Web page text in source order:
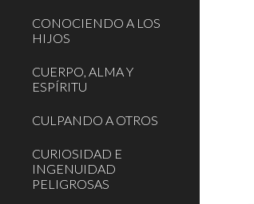
CONOCIENDO A LOS
HIJOS
CUERPO, ALMA Y
ESPÍRITU
CULPANDO A OTROS
CURIOSIDAD E
INGENUIDAD
PELIGROSAS